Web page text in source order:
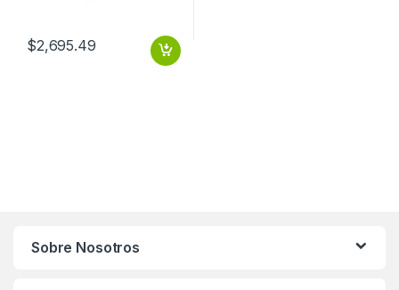
$2,695.49
Sobre Nosotros